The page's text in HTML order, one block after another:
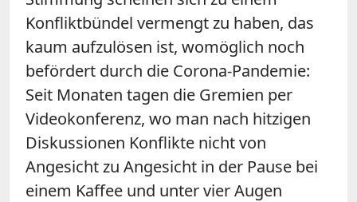
Konfliktbündel vermengt zu haben, das
kaum aufzulösen ist, womöglich noch
befördert durch die Corona-Pandemie:
Seit Monaten tagen die Gremien per
Videokonferenz, wo man nach hitzigen
Diskussionen Konflikte nicht von
Angesicht zu Angesicht in der Pause bei
einem Kaffee und unter vier Augen